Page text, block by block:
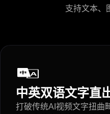
支持文本、
中英双语文字直
打破传统AI视频文字扭曲